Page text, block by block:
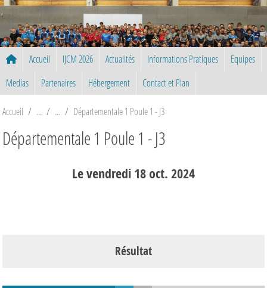
Accueil IJCM 2026 Actualités Informations Pratiques
Equipes
Medias
Partenaires Hébergement Contact et Plan
Accueil Départementale 1 Poule 1 - J3
Départementale 1 Poule 1 - J3
Levendredi18oct.2024
Résultat
Panneau de gestion des cookies